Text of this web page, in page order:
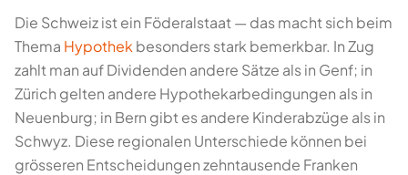
Die Schweiz ist ein Föderalstaat — das macht sich beim
Thema Hypothek besonders stark bemerkbar. In Zug
zahlt man auf Dividenden andere Sätze als in Genf; in
Zürich gelten andere Hypothekarbedingungen als in
Neuenburg; in Bern gibt es andere Kinderabzüge als in
Schwyz. Diese regionalen Unterschiede können bei
grösseren Entscheidungen zehntausende Franken